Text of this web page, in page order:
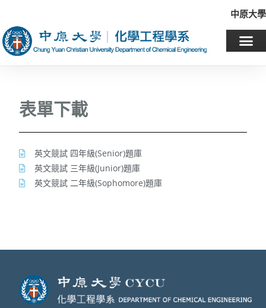
中原大學
表單下載
英文競試 四年級(Senior)題庫
英文競試 三年級(Junior)題庫
英文競試 二年級(Sophomore)題庫